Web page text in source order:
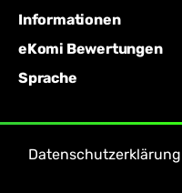
Informationen
eKomi Bewertungen
Sprache